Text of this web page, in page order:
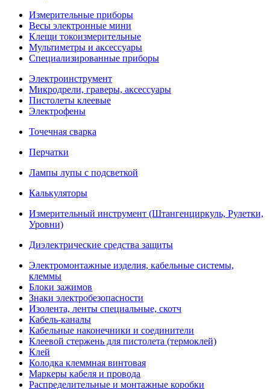
Измерительные приборы
Весы электронные мини
Клещи токоизмерительные
Мультиметры и аксессуары
Специализированные приборы
Электроинструмент
Микродрели, граверы, аксессуары
Пистолеты клеевые
Электрофены
Точечная сварка
Перчатки
Лампы лупы с подсветкой
Калькуляторы
Измерительный инструмент (Штангенциркуль, Рулетки,
Уровни)
Диэлектрические средства защиты
Электромонтажные изделия, кабельные системы,
клеммы
Блоки зажимов
Знаки электробезопасности
Изолента, ленты специальные, скотч
Кабель-каналы
Кабельные наконечники и соединители
Клеевой стержень для пистолета (термоклей)
Клей
Колодка клеммная винтовая
Маркеры кабеля и провода
Распределительные и монтажные коробки